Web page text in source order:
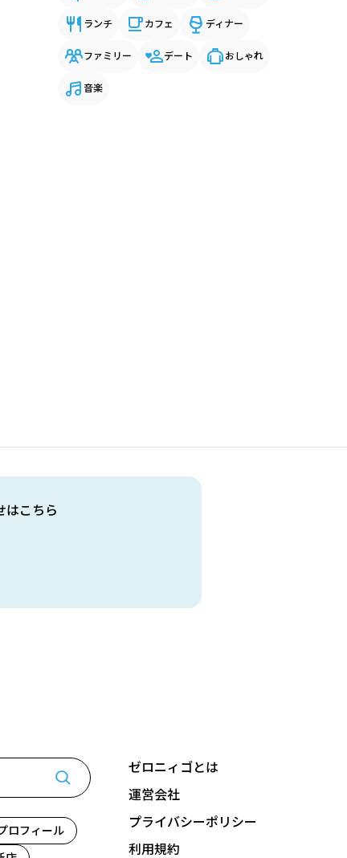
ランチ カフェ ディナー
ファミリー デート おしゃれ
音楽
はこちら
ロフィール
ゼロニィゴとは
運営会社
プライバシーポリシー
利用規約